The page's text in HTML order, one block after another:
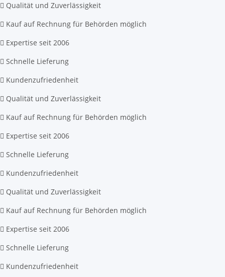
Qualität und Zuverlässigkeit
Kauf auf Rechnung für Behörden möglich
Expertise seit 2006
Schnelle Lieferung
Kundenzufriedenheit
Qualität und Zuverlässigkeit
Kauf auf Rechnung für Behörden möglich
Expertise seit 2006
Schnelle Lieferung
Kundenzufriedenheit
Qualität und Zuverlässigkeit
Kauf auf Rechnung für Behörden möglich
Expertise seit 2006
Schnelle Lieferung
Kundenzufriedenheit